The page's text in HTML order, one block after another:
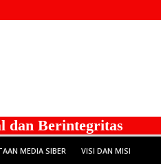
Berintegritas
MEDIA SIBER VISI DAN MISI